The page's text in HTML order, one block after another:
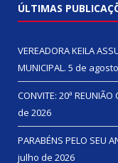
ÚLTIMAS
VEREADORA KEILA
MUNICIPAL. 5 de
CONVITE: 20ª
de 2026
PARABÉNS PELO SEU
julho de 2026